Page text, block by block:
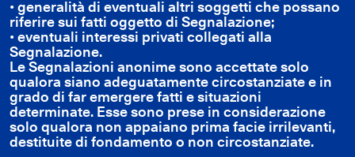
• generalità di eventuali altri soggetti che possano
riferire sui fatti oggetto di Segnalazione;
• eventuali interessi privati collegati alla
Segnalazione.
Le Segnalazioni anonime sono accettate solo
qualora siano adeguatamente circostanziate e in
grado di far emergere fatti e situazioni
determinate. Esse sono prese in considerazione
solo qualora non appaiano prima facie irrilevanti,
destituite di fondamento o non circostanziate.